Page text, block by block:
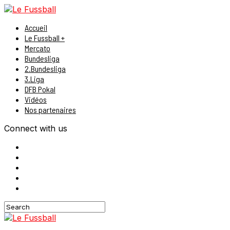
Accueil
Le Fussball +
Mercato
Bundesliga
2.Bundesliga
3.Liga
DFB Pokal
Vidéos
Nos partenaires
Connect with us